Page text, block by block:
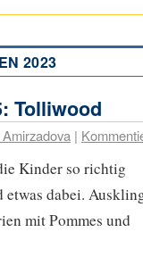
2023
Tolliwood
|
Kinder so richtig
dabei.
mit Pommes und